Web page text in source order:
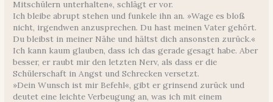
Mitschülern unterhalten«, schlägt er vor.
Ich bleibe abrupt stehen und funkele ihn an. »Wage es bloß
nicht, irgendwen anzusprechen. Du hast meinen Vater gehört.
Du bleibst in meiner Nähe und hältst dich ansonsten zurück.«
Ich kann kaum glauben, dass ich das gerade gesagt habe. Aber
besser, er raubt mir den letzten Nerv, als dass er die
Schülerschaft in Angst und Schrecken versetzt.
»Dein Wunsch ist mir Befehl«, gibt er grinsend zurück und
deutet eine leichte Verbeugung an, was ich mit einem